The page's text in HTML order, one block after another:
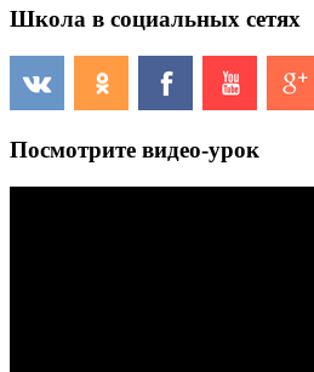
Школа в социальных сетях
Посмотрите видео-урок